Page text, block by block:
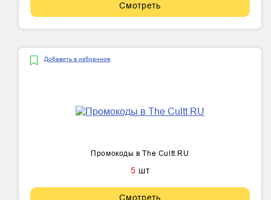
Смотреть
Добавить в избранное
Промокоды в The Cultt RU
5 шт
Смотреть